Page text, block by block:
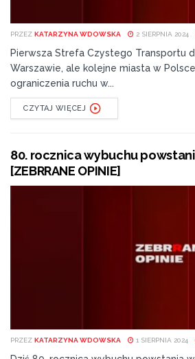
PRZEZ KATARZYNA WDOWSKA 2 SIERPNIA 2024
Pierwsza Strefa Czystego Transportu
Warszawie, ale kolejne miasta w
ograniczenia ruchu w...
CZYTAJ WIĘCEJ
80. rocznica wybuchu
[ZEBRRANE OPINIE]
PRZEZ KATARZYNA WDOWSKA 1 SIERPNIA 2024